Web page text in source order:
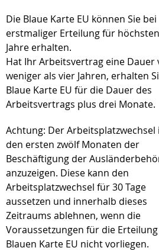
Die Blaue Karte EU können Sie bei
erstmaliger Erteilung für
Jahre erhalten.
Hat Ihr Arbeitsvertrag eine Dauer
weniger als vier Jahren, erhalten
Blaue Karte EU für die Dauer des
Arbeitsvertrags plus drei Monate.
Achtung: Der Arbeitsplatzwechsel
den ersten zwölf Monaten der
Beschäftigung der
anzuzeigen. Diese kann den
Arbeitsplatzwechsel für 30 Tage
aussetzen und innerhalb dieses
Zeitraums ablehnen, wenn die
Voraussetzungen für die
Blauen Karte EU nicht vorliegen.